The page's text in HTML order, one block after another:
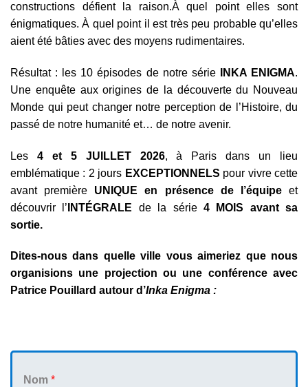
constructions défient la raison.À quel point elles sont
énigmatiques. À quel point il est très peu probable qu’elles
aient été bâties avec des moyens rudimentaires.
Résultat : les 10 épisodes de notre série INKA ENIGMA.
Une enquête aux origines de la découverte du Nouveau
Monde qui peut changer notre perception de l’Histoire, du
passé de notre humanité et… de notre avenir.
Les 4 et 5 JUILLET 2026, à Paris dans un lieu
emblématique : 2 jours EXCEPTIONNELS pour vivre cette
avant première UNIQUE en présence de l’équipeet
découvrir l’ INTÉGRALE de la série 4 MOIS avant sa
sortie.
Dites-nous dans quelle ville vous aimeriez que nous
organisions une projection ou une conférence avec
Patrice Pouillard autour d’Inka Enigma :
l
Nom *